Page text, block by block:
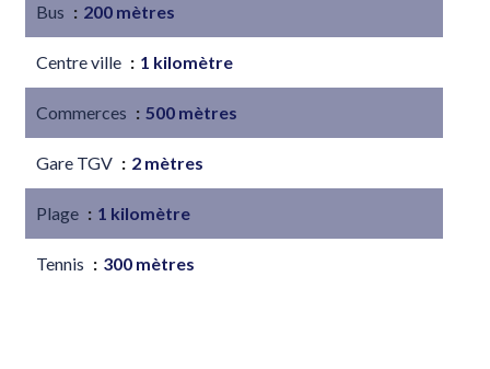
Bus 200 mètres
Centre ville 1 kilomètre
Commerces 500 mètres
Gare TGV 2 mètres
Plage 1 kilomètre
Tennis 300 mètres